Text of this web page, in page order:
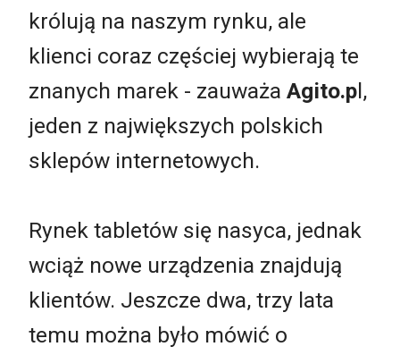
królują na naszym rynku, ale
klienci coraz częściej wybierają te
znanych marek - zauważa Agito.pl,
jeden z największych polskich
sklepów internetowych.
Rynek tabletów się nasyca, jednak
wciąż nowe urządzenia znajdują
klientów. Jeszcze dwa, trzy lata
temu można było mówić o